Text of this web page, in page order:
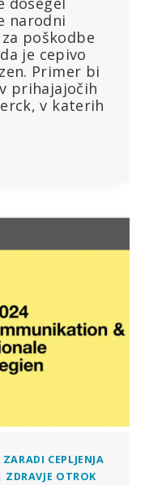
narodni
poškodbe
je cepivo
Primer bi
prihajajočih
v katerih
CEPLJENJA
ZDRAVJE OTROK